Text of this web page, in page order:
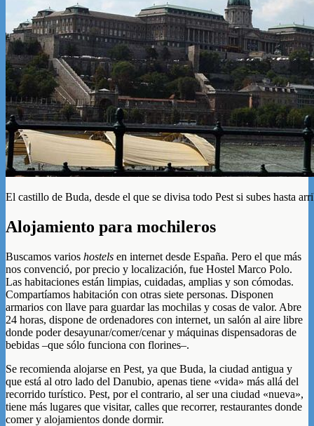
El castillo de Buda, desde el que se divisa todo Pest si subes hasta
Alojamiento para mochileros
Buscamos varios hostels en internet desde España. Pero el que más
nos convenció, por precio y localización, fue Hostel Marco Polo.
Las habitaciones están limpias, cuidadas, amplias y son cómodas.
Compartíamos habitación con otras siete personas. Disponen
armarios con llave para guardar las mochilas y cosas de valor. Abre
24 horas, dispone de ordenadores con internet, un salón al aire libre
donde poder desayunar/comer/cenar y máquinas dispensadoras de
bebidas –que sólo funciona con florines–.
Se recomienda alojarse en Pest, ya que Buda, la ciudad antigua y
que está al otro lado del Danubio, apenas tiene «vida» más allá del
recorrido turístico. Pest, por el contrario, al ser una ciudad «nueva»,
tiene más lugares que visitar, calles que recorrer, restaurantes donde
comer y alojamientos donde dormir.